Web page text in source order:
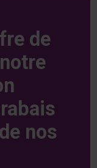
de
nos